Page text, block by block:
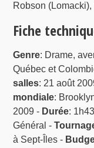
Robson
Fiche
Genre: Drame,
Québec et
salles: 21 août
mondiale:
2009 - Durée:
Général -
à Sept-Îles -